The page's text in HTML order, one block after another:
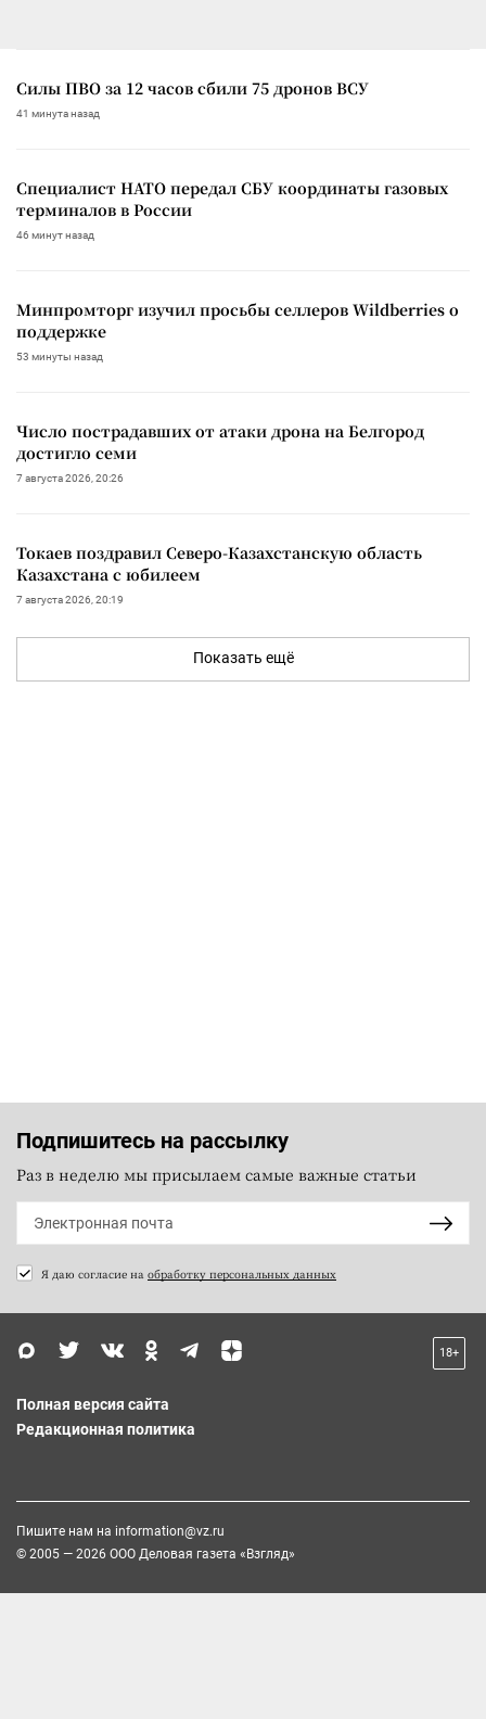
Силы ПВО за 12 часов сбили 75 дронов ВСУ
41 минута назад
Специалист НАТО передал СБУ координаты газовых
терминалов в России
46 минут назад
Минпромторг изучил просьбы селлеров Wildberries о
поддержке
53 минуты назад
Число пострадавших от атаки дрона на Белгород
достигло семи
7 августа 2026, 20:26
Токаев поздравил Северо-Казахстанскую область
Казахстана с юбилеем
7 августа 2026, 20:19
Показать ещё
Подпишитесь на рассылку
Раз в неделю мы присылаем самые важные статьи
Я даю согласие на обработку персональных данных
18+
Полная версия сайта
Редакционная политика
Пишите нам на information@vz.ru
© 2005 — 2026 ООО Деловая газета «Взгляд»